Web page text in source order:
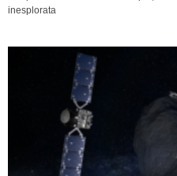
inesplorata